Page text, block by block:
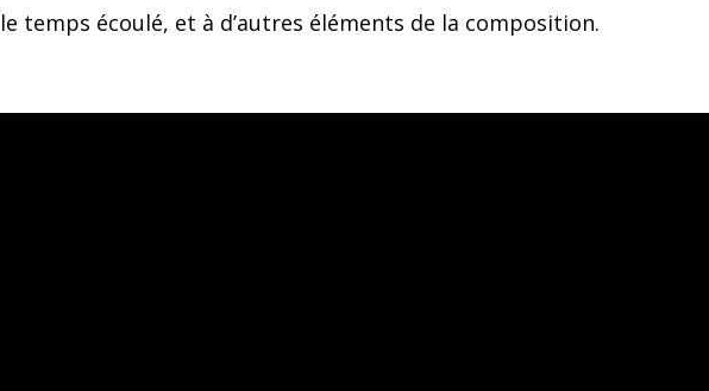
temps écoulé, et à d’autres éléments de la composition.